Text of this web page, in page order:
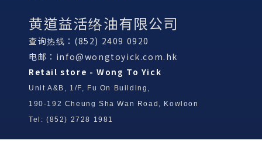
黄道益活络油有限公司
查询热线：(852) 2409 0920
电邮： info@wongtoyick.com.hk
Retail store - Wong To Yick
Unit A&B, 1/F, Fu On Building,
190-192 Cheung Sha Wan Road, Kowloon
Tel: (852) 2728 1981